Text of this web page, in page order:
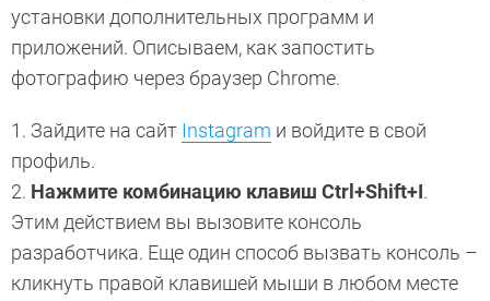
установки дополнительных программ и
приложений. Описываем, как запостить
фотографию через браузер Chrome.
1. Зайдите на сайт Instagram и войдите в свой
профиль.
2. Нажмите комбинацию клавиш Ctrl+Shift+I.
Этим действием вы вызовите консоль
разработчика. Еще один способ вызвать консоль –
кликнуть правой клавишей мыши в любом месте